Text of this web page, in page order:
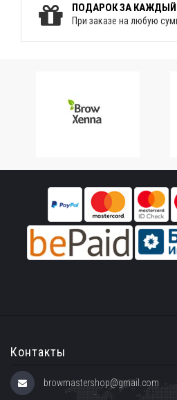
ПОДАРОК ЗА КАЖДЫЙ
При заказе на любую
Контакты
browmastershop@gmail.com